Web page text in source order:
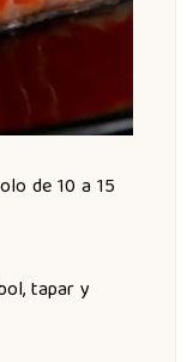
de 10 a 15
tapar y